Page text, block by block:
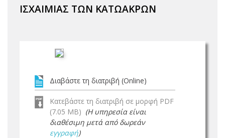
ΙΣΧΑΙΜΙΑΣ ΤΩΝ ΚΑΤΩΑΚΡΩΝ
Διαβάστε τη διατριβή (Online)
Κατεβάστε τη διατριβή σε μορφή PDF
(7.05 MB) (Η υπηρεσία είναι
διαθέσιμη μετά από δωρεάν
εγγραφή)